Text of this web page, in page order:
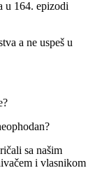
u 164. epizodi
a ne uspeš u
sa našim
i vlasnikom